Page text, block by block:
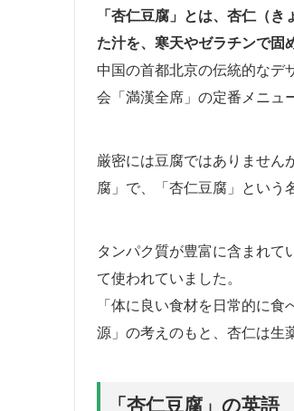
「杏仁豆腐」とは、杏仁（
た汁を、寒天やゼラチンで固
中国の首都北京の伝統的なデ
会「満漢全席」の定番メニュ
厳密には豆腐ではありません
腐」で、「杏仁豆腐」という
タンパク質が豊富に含まれて
て使われていました。
「体に良い食材を日常的に
源」の考えのもと、杏仁は生
「杏仁豆腐」の英語